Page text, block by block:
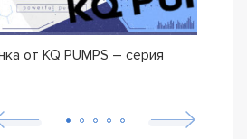
от KQ PUMPS – серия